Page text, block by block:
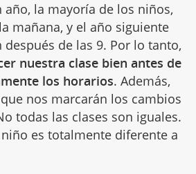
año, la mayoría de los niños,
mañana, y el año siguiente
de las 9. Por lo tanto,
nuestra clase bien antes de
los horarios. Además,
nos marcarán los cambios
todas las clases son iguales.
es totalmente diferente a